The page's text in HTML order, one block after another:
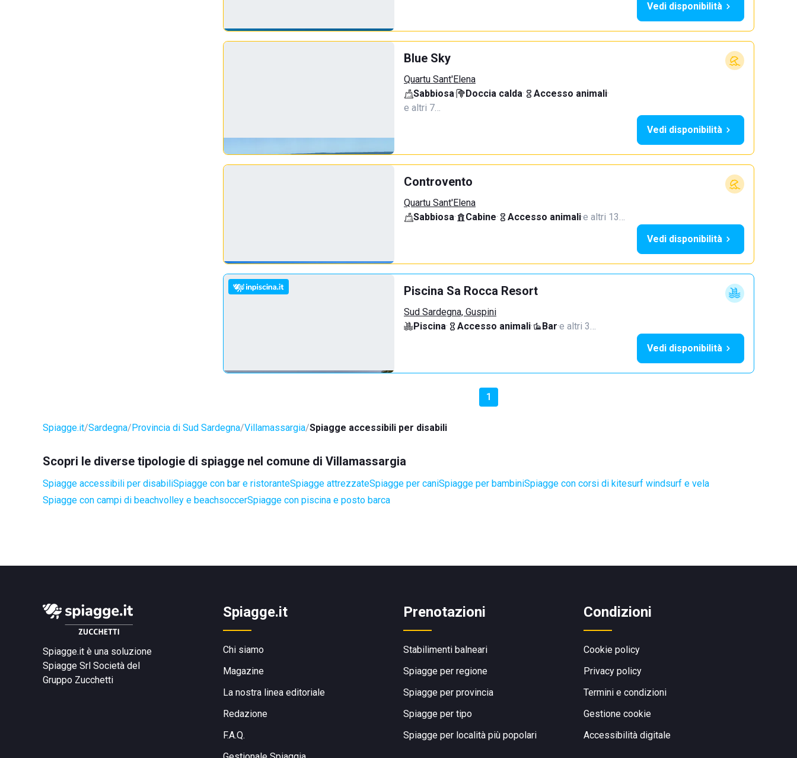
Vedi disponibilità
Blue Sky
Quartu Sant'Elena
Sabbiosa· Doccia calda· Accesso animali·
e altri 7…
Vedi disponibilità
Controvento
Quartu Sant'Elena
Sabbiosa· Cabine· Accesso animali·e altri 13…
Vedi disponibilità
Piscina Sa Rocca Resort
Sud Sardegna, Guspini
Piscina· Accesso animali· Bar·e altri 3…
Vedi disponibilità
1
Spiagge.it Sardegna Provincia di Sud Sardegna Villamassargia Spiagge accessibili per disabili
Scopri le diverse tipologie di spiagge nel comune di Villamassargia
Spiagge accessibili per disabiliSpiagge con bar e ristoranteSpiagge attrezzateSpiagge per caniSpiagge per bambiniSpiagge con corsi di kitesurf windsurf e vela
Spiagge con campi di beachvolley e beachsoccerSpiagge con piscina e posto barca
Spiagge.it è una soluzione
Spiagge Srl Società del
Gruppo Zucchetti
Spiagge.it
Chi siamo
Magazine
La nostra linea editoriale
Redazione
F.A.Q.
Prenotazioni
Stabilimenti balneari
Spiagge per regione
Spiagge per provincia
Spiagge per tipo
Spiagge per località più popolari
Condizioni
Cookie policy
Privacy policy
Termini e condizioni
Gestione cookie
Accessibilità digitale